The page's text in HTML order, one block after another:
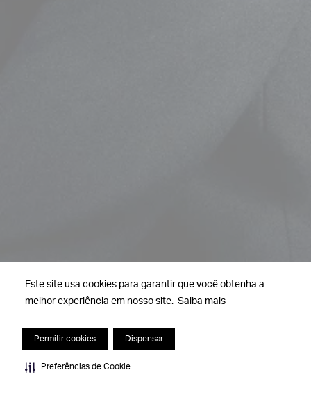
Este site usa cookies para garantir que você obtenha a
melhor experiência em nosso site. Saiba mais
Permitir cookies Dispensar
Preferências de Cookie